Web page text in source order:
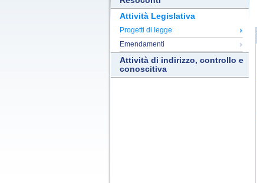
Attività Legislativa
Progetti di legge
Emendamenti
Attività di indirizzo, controllo e
conoscitiva